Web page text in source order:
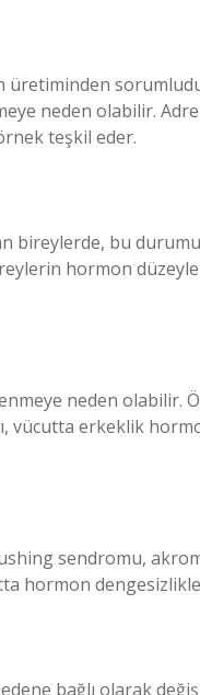
neden olabilir.
teşkil eder.
bireylerde, bu
hormon
neden
vücutta erkeklik
sendromu,
hormon
bağlı olarak